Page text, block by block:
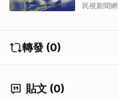
民視新聞網
轉發 (0)
貼文 (0)